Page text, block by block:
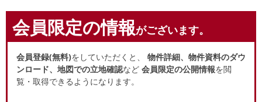
会員限定の情報がございます。
会員登録(無料)をしていただくと、 物件詳細、物件資料のダウ
ンロード、地図での立地確認など 会員限定の公開情報を閲
覧・取得できるようになります。